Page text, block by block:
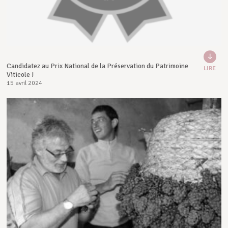
Candidatez au Prix National de la Préservation du Patrimoine
Viticole !
15 avril 2024
LIRE